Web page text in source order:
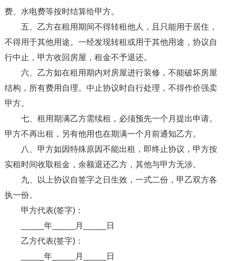
费、水电费等按时结算给甲方。
五、乙方在租用期间不得转租他人，且只能用于居住，
不得用于其他用途。一经发现转租或用于其他用途，协议自
行中止，甲方收回房屋，租金不予退还。
六、乙方如在租用期内对房屋进行装修，不能破坏房屋
结构，所有费用自理。中止协议时自行处理，不得作价强卖
甲方。
七、租用期满乙方需续租，必须预先一个月提出申请。
甲方不再出租，另有他用也在期满一个月前通知乙方。
八、甲方如因特殊原因不能出租，即终止协议，甲方按
实租时间收取租金，余额退还乙方，其他与甲方无涉。
九、以上协议自签字之日生效，一式二份，甲乙双方各
执一份。
甲方代表(签字)：
_____年_____月_____日
乙方代表(签字)：
_____年_____月_____日